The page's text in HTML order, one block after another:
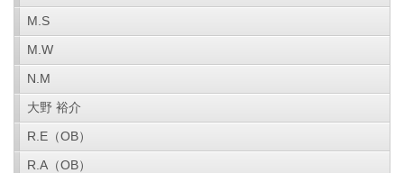
M.S
M.W
N.M
大野 裕介
R.E（OB）
R.A（OB）